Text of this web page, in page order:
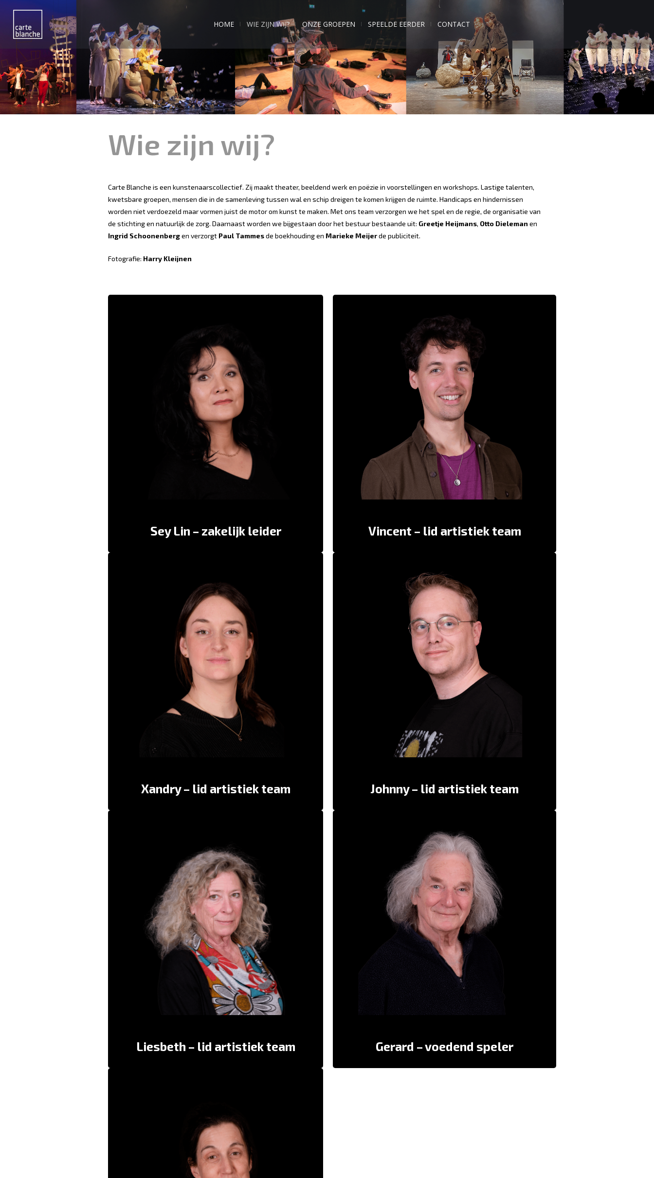
HOME WIE ZIJN WIJ? ONZE GROEPEN SPEELDE EERDER CONTACT
Wie zijn wij?
Carte Blanche is een kunstenaarscollectief. Zij maakt theater, beeldend werk en poëzie in voorstellingen en workshops. Lastige talenten,
kwetsbare groepen, mensen die in de samenleving tussen wal en schip dreigen te komen krijgen de ruimte. Handicaps en hindernissen
worden niet verdoezeld maar vormen juist de motor om kunst te maken. Met ons team verzorgen we het spel en de regie, de organisatie van
de stichting en natuurlijk de zorg. Daarnaast worden we bijgestaan door het bestuur bestaande uit: Greetje Heijmans, Otto Dieleman en
Ingrid Schoonenbergen verzorgt Paul Tammesde boekhouding en Marieke Meijerde publiciteit.
Fotografie: Harry Kleijnen
Sey Lin – zakelijk leider
Dynamiek. Samen. Eerlijk. Ontwikkeling. In het moment.
Geconcentreerd. Loslaten. Raken. Verwondering. Nieuwe
perspectieven. Delen. Warmte. Ontroering. Wegvliegen.
Welkom. Inventief. Vrij én gestructureerd. Omarmen.
Verrijking. Geen dag hetzelfde. Kracht. Luisteren en elkaar
horen. Kijken en elkaar zien. En schaterlachen, veel
“Sey Lin is een beetje echt mensenhulp. En natuurlijk ook
Hannah
“Intelligent, gedreven en sterk. Een van de fundamenten
Xandry – lid artistiek team
De spelers van Carte Blanche laten me op een andere
manier naar de wereld kijken. Ze nodigen me uit om vragen
te stellen, in plaats van antwoorden te geven. Zij zijn de
basis van spannend theater: soms ontwapenend, dan weer
poëtisch, overrompelend of ontwrichtend.
“Sterk, creatief en onstuitbaar.” –
Joeri
“Ze is heel erg superlief en helpt mij heel goed van
gevoelens.” –
Hannah
“Zo samen en alleen in onze eigen kracht. Vind het fijn dat
Liesbeth – lid artistiek team
Carte Blanche is voor mij als een familie, met goede en
minder goede momenten.
Maar altijd warm en vertrouwd.
“Liesbeth, die moet je in de kerstboom hangen… die is zo
lief!” – Roderick
“Dat is toch een aardige, stoere en slimme vrouw. Ik heb
samen met haar ‘Zusje’ gespeeld. Dat blijft in mijn hart.” –
Carte Blanche is de vrijplaats in de hectiek.
Vincent – lid artistiek team
Ik kom binnen met een vrolijk hupsje in mijn hart. Carte Blanche
is waar ik me welkom voel, uitgenodigd, waardevol en speels,
net als iedereen hier. Ik word dagelijks verrast door onze
spelers, vaak ontroerd, soms ontregeld en altijd geïnspireerd.
Anders zijn is hier hartstikke normaal, wat een rijkdom!
“Als ik denk aan Vincent dan denk ik: gezellig, avontuurrijk,
hij kan meteen zien op welk gevoel je zit.” – Juul
“Hij is relax en een goeie gesprekspartner. Qua
persoonlijkheid is hij een voetballer.” –
Johnny – lid artistiek team
Unieke inzichten en perspectieven. Belevingswerelden van
mensen die heel anders in de wereld staan. Soms ontroerend,
soms uitdagend, soms ontregelend. Voor mij de basis om mooi
theater van te maken.
“Johnny is een soort zoon van Stefan, de opvolger. Hij is
lekker vrij en vlot, een stuntman. Je kan ermee stoeien,
Martijn
Gerard – voedend speler
De zon in de blauwe lucht verdrijft de wolk die er nog zou
En zo is Carte Blanche een tuin waar je zou kunnen wortelen